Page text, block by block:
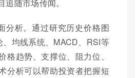
随市场传闻。
分析。通过研究历史价格图
均线系统、MACD、RSI等
格趋势、支撑位、阻力位、
分析可以帮助投资者把握短